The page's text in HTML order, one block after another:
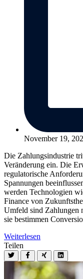
November 19,
Die Zahlungsindustrie
Veränderung ein. Die
regulatorische
Spannungen
werden Technologien
Finance von
Umfeld sind Zahlungen
sie bestimmen
Weiterlesen
Teilen